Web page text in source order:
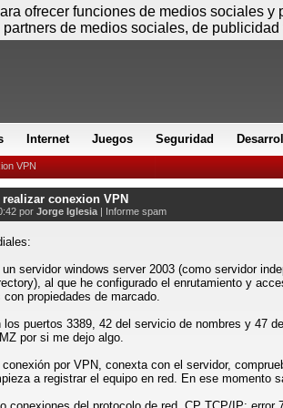
Internet Juegos Seguridad
VPN
realizar conexion VPN
por Jorge Iglesia | Informe spam
un servidor windows server 2003 (como servidor
al que he configurado el enrutamiento y
con propiedades de marcado.
los puertos 3389, 42 del servicio de nombres y 47
por si me dejo algo.
por VPN, conexta con el servidor,
a registrar el equipo en red. En ese momento
ofrecer funciones de medios sociales
de medios sociales, de